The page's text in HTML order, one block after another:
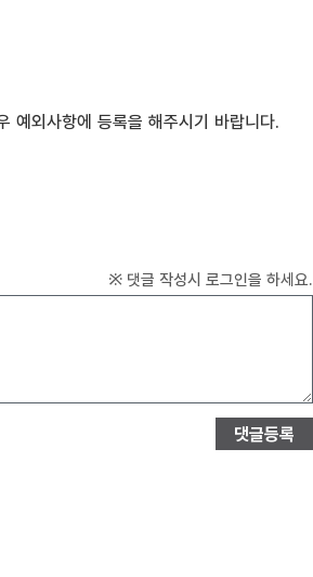
예외사항에 등록을 해주시기 바랍니다.
※ 댓글 작성시 로그인을 하세요.
댓글등록